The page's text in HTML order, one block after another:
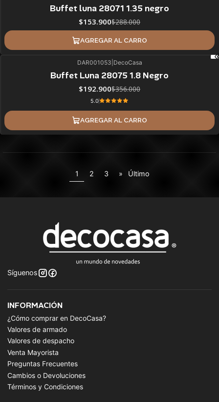
Buffet luna 28071 1.35 negro
$153.900$288.000
AGREGAR AL CARRO
DAR001053 DecoCasa
Buffet Luna 28075 1.8 Negro
$192.900$356.000
5.0
AGREGAR AL CARRO
1 2 3 » Último
Síguenos
INFORMACIÓN
¿Cómo comprar en DecoCasa?
Valores de armado
Valores de despacho
Venta Mayorista
Preguntas Frecuentes
Cambios o Devoluciones
Términos y Condiciones